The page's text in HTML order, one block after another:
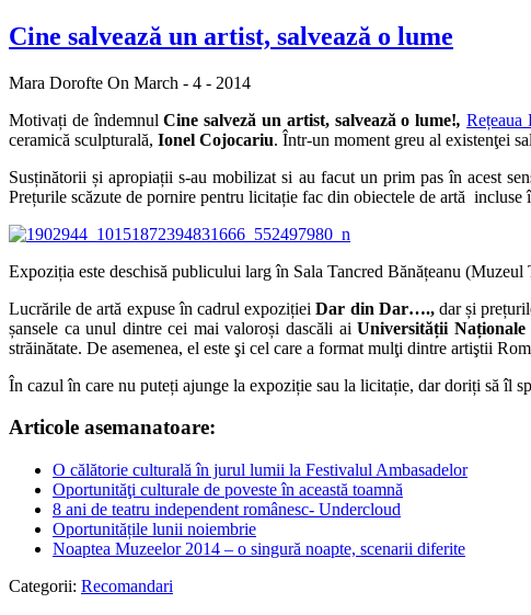
Cine salvează un artist, salvează o lume
Mara Dorofte On March - 4 - 2014
Motivați de îndemnulCine salveză un artist, salvează o lume!, Rețeaua
ceramică sculpturală, Ionel Cojocariu. Într-un moment greu al existenţei
Susținătorii și apropiații s-au mobilizat si au facut un prim pas în acest
Prețurile scăzute de pornire pentru licitație fac din obiectele de artă
Expoziția este deschisă publicului larg în Sala Tancred Bănățeanu (Muzeul
Lucrările de artă expuse în cadrul expozițieiDar din Dar…., dar și
șansele ca unul dintre cei mai valoroși dascăli aiUniversității
străinătate. De asemenea, el este şi cel care a format mulţi dintre artiştii
În cazul în care nu puteți ajunge la expoziție sau la licitație, dar doriți să îl
Articole asemanatoare:
O călătorie culturală în jurul lumii la Festivalul Ambasadelor
Oportunităţi culturale de poveste în această toamnă
8 ani de teatru independent românesc- Undercloud
Oportunitățile lunii noiembrie
Noaptea Muzeelor 2014 – o singură noapte, scenarii diferite
Categorii: Recomandari